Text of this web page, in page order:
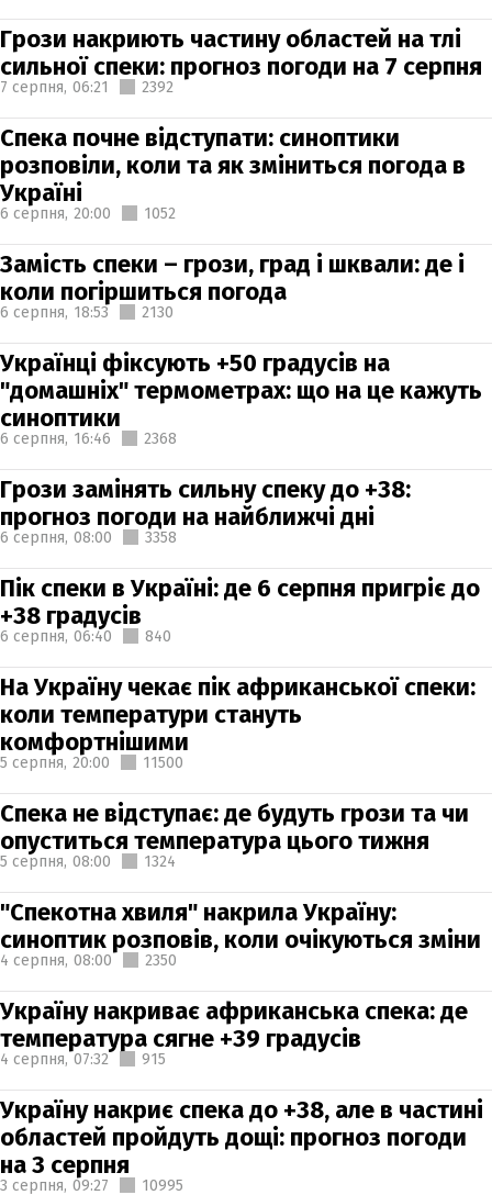
Грози накриють частину областей на тлі
сильної спеки: прогноз погоди на 7 серпня
7 серпня, 06:21 2392
Спека почне відступати: синоптики
розповіли, коли та як зміниться погода в
Україні
6 серпня, 20:00 1052
Замість спеки – грози, град і шквали: де і
коли погіршиться погода
6 серпня, 18:53 2130
Українці фіксують +50 градусів на
"домашніх" термометрах: що на це кажуть
синоптики
6 серпня, 16:46 2368
Грози замінять сильну спеку до +38:
прогноз погоди на найближчі дні
6 серпня, 08:00 3358
Пік спеки в Україні: де 6 серпня пригріє до
+38 градусів
6 серпня, 06:40 840
На Україну чекає пік африканської спеки:
коли температури стануть
комфортнішими
5 серпня, 20:00 11500
Спека не відступає: де будуть грози та чи
опуститься температура цього тижня
5 серпня, 08:00 1324
"Спекотна хвиля" накрила Україну:
синоптик розповів, коли очікуються зміни
4 серпня, 08:00 2350
Україну накриває африканська спека: де
температура сягне +39 градусів
4 серпня, 07:32 915
Україну накриє спека до +38, але в частині
областей пройдуть дощі: прогноз погоди
на 3 серпня
3 серпня, 09:27 10995